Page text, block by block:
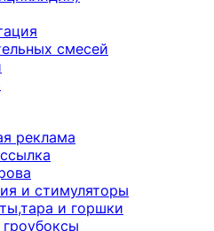
смесей
реклама
и стимуляторы
и горшки